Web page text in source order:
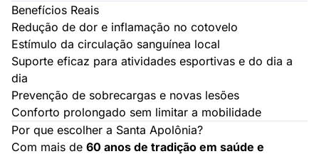
Benefícios Reais
Redução de dor e inflamação no cotovelo
Estímulo da circulação sanguínea local
Suporte eficaz para atividades esportivas e do dia a
dia
Prevenção de sobrecargas e novas lesões
Conforto prolongado sem limitar a mobilidade
Por que escolher a Santa Apolônia?
Com mais de 60 anos de tradição em saúde e